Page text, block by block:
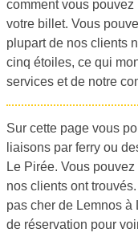
comment vous
votre billet. Vous
plupart de nos clients
cinq étoiles, ce qui
services et de notre
Sur cette page vous
liaisons par ferry ou
Le Pirée. Vous
nos clients ont
pas cher de Lemnos
de réservation pour